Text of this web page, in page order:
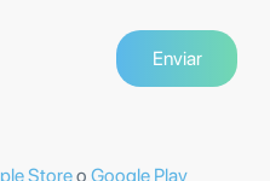
Storeo Google Play